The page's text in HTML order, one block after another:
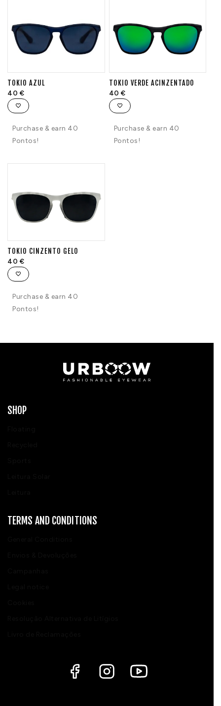
TOKIO AZUL
40 €
Purchase & earn 40
Pontos!
TOKIO VERDE ACINZENTADO
40 €
Purchase & earn 40
Pontos!
TOKIO CINZENTO GELO
40 €
Purchase & earn 40
Pontos!
SHOP
TERMS AND CONDITIONS